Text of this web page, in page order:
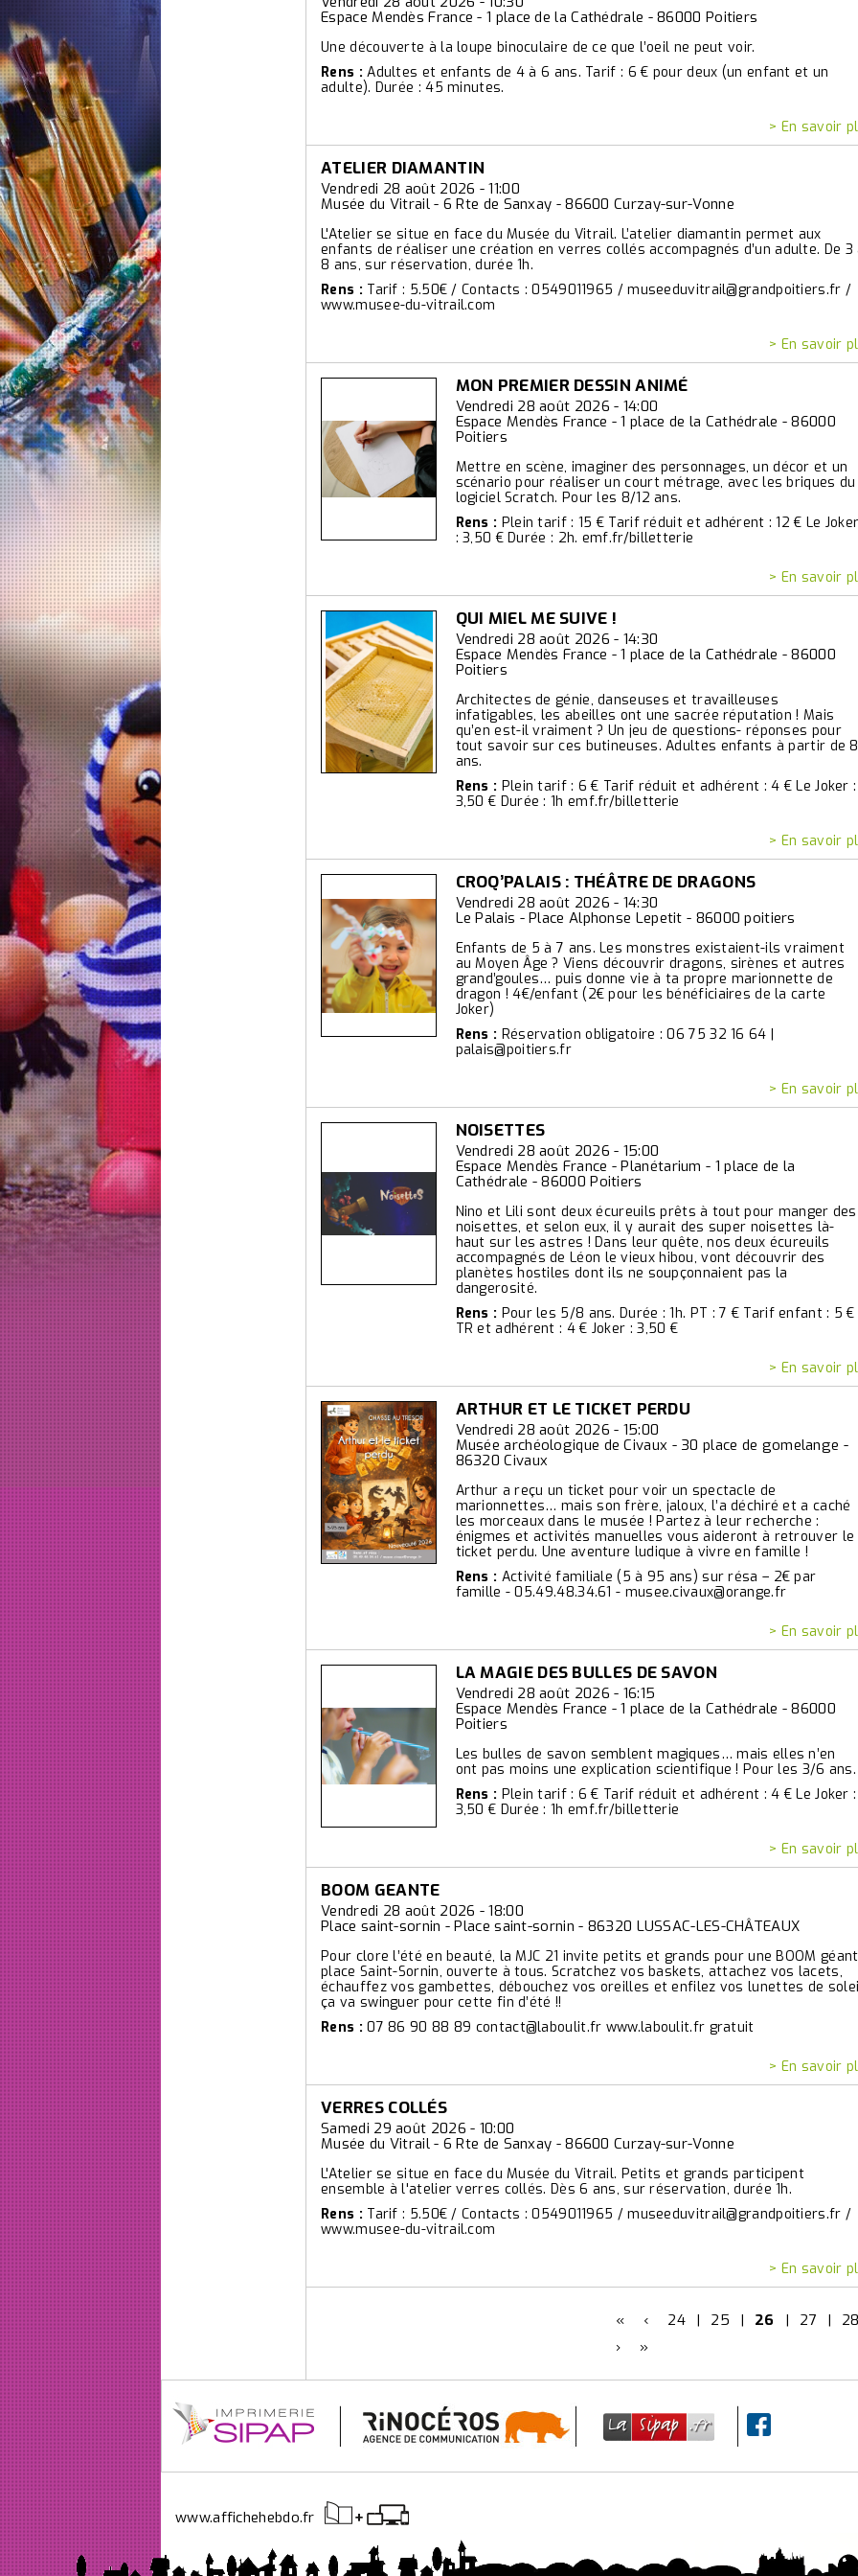
Espace Mendès France - 1 place de la Cathédrale - 86000 Poitiers
Une découverte à la loupe binoculaire de ce que l’oeil ne peut voir.
Rens :Adultes et enfants de 4 à 6 ans. Tarif : 6 € pour deux (un enfant et un
adulte). Durée : 45 minutes.
> En savoir
ATELIER DIAMANTIN
Vendredi 28 août 2026 - 11:00
Musée du Vitrail - 6 Rte de Sanxay - 86600 Curzay-sur-Vonne
L'Atelier se situe en face du Musée du Vitrail. L’atelier diamantin permet aux
enfants de réaliser une création en verres collés accompagnés d’un adulte. De 3
8 ans, sur réservation, durée 1h.
Rens : Tarif : 5.50€ / Contacts : 0549011965 / museeduvitrail@grandpoitiers.fr /
www.musee-du-vitrail.com
> En savoir
MON PREMIER DESSIN ANIMÉ
Vendredi 28 août 2026 - 14:00
Espace Mendès France - 1 place de la Cathédrale - 86000
Poitiers
Mettre en scène, imaginer des personnages, un décor et un
scénario pour réaliser un court métrage, avec les briques du
logiciel Scratch. Pour les 8/12 ans.
Rens : Plein tarif : 15 € Tarif réduit et adhérent : 12 € Le
: 3,50 € Durée : 2h. emf.fr/billetterie
> En savoir
QUI MIEL ME SUIVE !
Vendredi 28 août 2026 - 14:30
Espace Mendès France - 1 place de la Cathédrale - 86000
Poitiers
Architectes de génie, danseuses et travailleuses
infatigables, les abeilles ont une sacrée réputation ! Mais
qu’en est-il vraiment ? Un jeu de questions- réponses pour
tout savoir sur ces butineuses. Adultes enfants à partir de 8
ans.
Rens : Plein tarif : 6 € Tarif réduit et adhérent : 4 € Le Joker :
3,50 € Durée : 1h emf.fr/billetterie
> En savoir
CROQ’PALAIS : THÉÂTRE DE DRAGONS
Vendredi 28 août 2026 - 14:30
Le Palais - Place Alphonse Lepetit - 86000 poitiers
Enfants de 5 à 7 ans. Les monstres existaient-ils vraiment
au Moyen Âge ? Viens découvrir dragons, sirènes et autres
grand’goules… puis donne vie à ta propre marionnette de
dragon ! 4€/enfant (2€ pour les bénéficiaires de la carte
Joker)
Rens : Réservation obligatoire : 06 75 32 16 64 |
palais@poitiers.fr
> En savoir
NOISETTES
Vendredi 28 août 2026 - 15:00
Espace Mendès France - Planétarium - 1 place de la
Cathédrale - 86000 Poitiers
Nino et Lili sont deux écureuils prêts à tout pour manger des
noisettes, et selon eux, il y aurait des super noisettes là-
haut sur les astres ! Dans leur quête, nos deux écureuils
accompagnés de Léon le vieux hibou, vont découvrir des
planètes hostiles dont ils ne soupçonnaient pas la
dangerosité.
Rens : Pour les 5/8 ans. Durée : 1h. PT : 7 € Tarif enfant : 5 €
TR et adhérent : 4 € Joker : 3,50 €
> En savoir
ARTHUR ET LE TICKET PERDU
Vendredi 28 août 2026 - 15:00
Musée archéologique de Civaux - 30 place de gomelange -
86320 Civaux
Arthur a reçu un ticket pour voir un spectacle de
marionnettes… mais son frère, jaloux, l’a déchiré et a caché
les morceaux dans le musée ! Partez à leur recherche :
énigmes et activités manuelles vous aideront à retrouver le
ticket perdu. Une aventure ludique à vivre en famille !
Rens : Activité familiale (5 à 95 ans) sur résa – 2€ par
famille - 05.49.48.34.61 - musee.civaux@orange.fr
> En savoir
LA MAGIE DES BULLES DE SAVON
Vendredi 28 août 2026 - 16:15
Espace Mendès France - 1 place de la Cathédrale - 86000
Poitiers
Les bulles de savon semblent magiques… mais elles n’en
ont pas moins une explication scientifique ! Pour les 3/6 ans.
Rens : Plein tarif : 6 € Tarif réduit et adhérent : 4 € Le Joker :
3,50 € Durée : 1h emf.fr/billetterie
> En savoir
BOOM GEANTE
Vendredi 28 août 2026 - 18:00
Place saint-sornin - Place saint-sornin - 86320 LUSSAC-LES-CHÂTEAUX
Pour clore l’été en beauté, la MJC 21 invite petits et grands pour une BOOM
place Saint-Sornin, ouverte à tous. Scratchez vos baskets, attachez vos lacets,
échauffez vos gambettes, débouchez vos oreilles et enfilez vos lunettes de
ça va swinguer pour cette fin d’été !!
Rens :07 86 90 88 89 contact@laboulit.fr www.laboulit.fr gratuit
> En savoir
VERRES COLLÉS
Samedi 29 août 2026 - 10:00
Musée du Vitrail - 6 Rte de Sanxay - 86600 Curzay-sur-Vonne
L'Atelier se situe en face du Musée du Vitrail. Petits et grands participent
ensemble à l'atelier verres collés. Dès 6 ans, sur réservation, durée 1h.
Rens : Tarif : 5.50€ / Contacts : 0549011965 / museeduvitrail@grandpoitiers.fr /
www.musee-du-vitrail.com
> En savoir
« ‹ 24 | 25 | 26 | 27 |
›
»
www.affichehebdo.fr